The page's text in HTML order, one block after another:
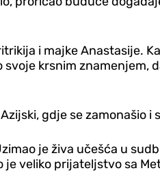
i majke Anastasije.
krsnim znamenjem,
gdje se
je živa učešća u
veliko prijateljstvo sa